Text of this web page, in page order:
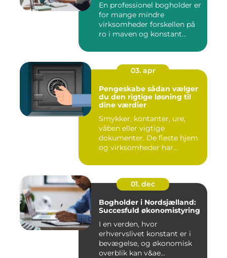
En professionel bogholder er
for mange mindre
virksomheder forskellen på
ro i maven og konstant
03. apr
Pengeskabe sådan vælger
du den rigtige løsning til
dine værdier
Smykker, kontanter, ure,
våben eller vigtige
dokumenter. De fleste hjem
og virksomheder har
01. dec
Bogholder i Nordsjælland:
Succesfuld økonomistyring
I en verden, hvor
erhvervslivet konstant er i
bevægelse, og økonomisk
overblik kan v&ae...